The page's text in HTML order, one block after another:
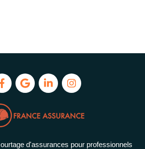
d'assurances pour professionnels